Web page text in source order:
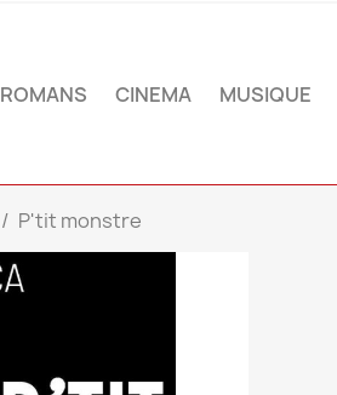
ROMANS CINEMA MUSIQUE
P'tit monstre